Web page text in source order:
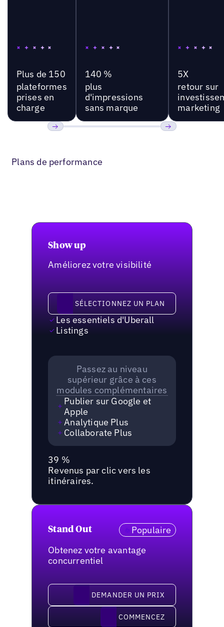
Plus de 150
plateformes
prises en
charge
140 %
plus
d'impressions
sans marque
5X
retour sur
marketing
Plans de performance
Show up
Améliorez votre visibilité
Sélectionnez un plan
SÉLECTIONNEZ UN PLAN
Les essentiels d'Uberall
Listings
Passez au niveau
supérieur grâce à ces
modules complémentaires
Publier sur Google et
Apple
Analytique Plus
Collaborate Plus
39 %
Revenus par clic vers les
itinéraires.
Stand Out
Populaire
Obtenez votre avantage
concurrentiel
demander un prixDEMANDER UN PRIX
Commencez COMMENCEZ